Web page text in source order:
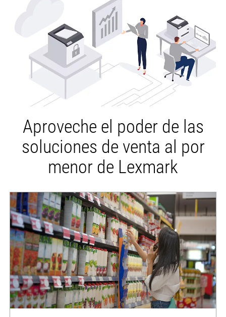
Aproveche el poder de las
soluciones de venta al por
menor de Lexmark